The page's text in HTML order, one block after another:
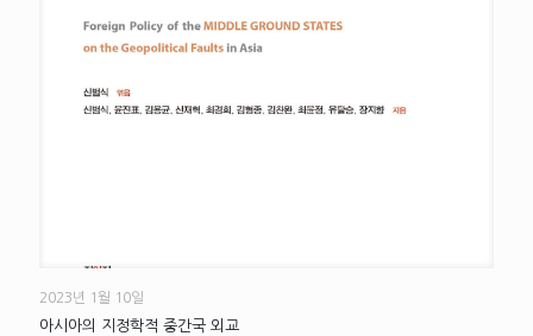
2023년 1월 10일
아시아의 지정학적 중간국 외교